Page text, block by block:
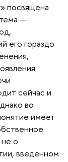
посвящена
—
его гораздо
сейчас и
во
имеет
о
введенном